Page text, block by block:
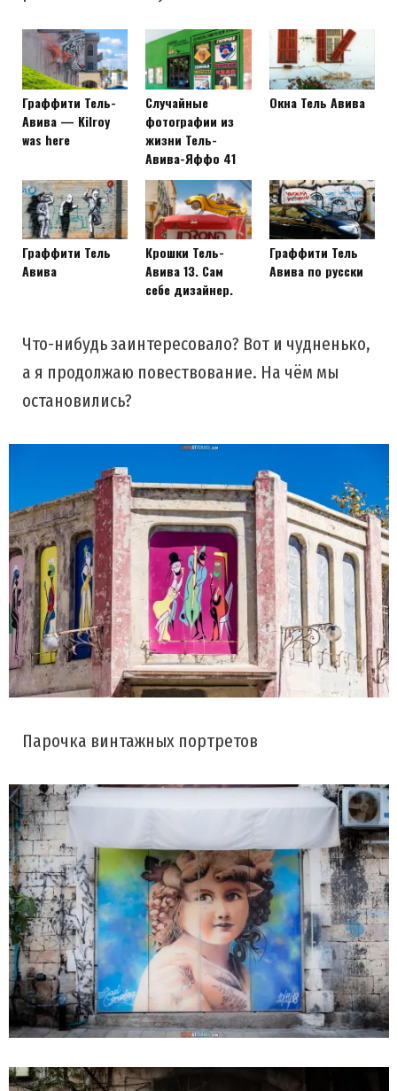
Граффити Тель-
Авива — Kilroy
was here
Случайные
фотографии из
жизни Тель-
Авива-Яффо 41
Окна Тель Авива
Граффити Тель
Авива
Крошки Тель-
Авива 13. Сам
себе дизайнер.
Граффити Тель
Авива по русски
Что-нибудь заинтересовало? Вот и чудненько,
а я продолжаю повествование. На чём мы
остановились?
Парочка винтажных портретов